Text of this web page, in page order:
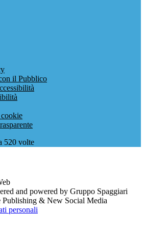
il Pubblico
cookie
520 volte
and powered by Gruppo Spaggiari
& New Social Media
personali